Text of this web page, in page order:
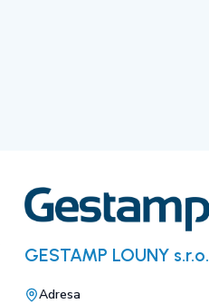
GESTAMP LOUNY s.r.o.
Adresa